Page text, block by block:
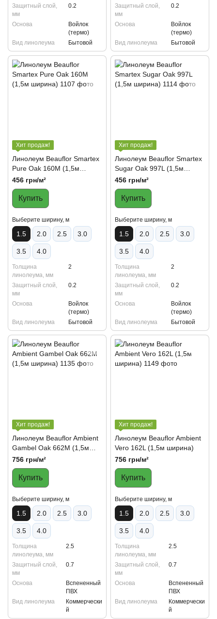
Защитный слой,
мм
0.2
Основа
Войлок
(термо)
Вид линолеума
Бытовой
Защитный слой,
мм
0.2
Основа
Войлок
(термо)
Вид линолеума
Бытовой
Хит продаж!
Линолеум Beauflor Smartex
Pure Oak 160M (1,5м
ширина)
456 грн/м²
Купить
Выберите ширину, м
1.5 2.0 2.5 3.0
3.5 4.0
Толщина
линолеума, мм
2
Защитный слой,
мм
0.2
Основа
Войлок
(термо)
Вид линолеума
Бытовой
Хит продаж!
Линолеум Beauflor Smartex
Sugar Oak 997L (1,5м
ширина)
456 грн/м²
Купить
Выберите ширину, м
1.5 2.0 2.5 3.0
3.5 4.0
Толщина
линолеума, мм
2
Защитный слой,
мм
0.2
Основа
Войлок
(термо)
Вид линолеума
Бытовой
Хит продаж!
Линолеум Beauflor Ambient
Gambel Oak 662M (1,5м
ширина)
756 грн/м²
Купить
Выберите ширину, м
1.5 2.0 2.5 3.0
3.5 4.0
Толщина
линолеума, мм
2.5
Защитный слой,
мм
0.7
Основа
Вспененный
ПВХ
Вид линолеума
Коммерчески
й
Хит продаж!
Линолеум Beauflor Ambient
Vero 162L (1,5м ширина)
756 грн/м²
Купить
Выберите ширину, м
1.5 2.0 2.5 3.0
3.5 4.0
Толщина
линолеума, мм
2.5
Защитный слой,
мм
0.7
Основа
Вспененный
ПВХ
Вид линолеума
Коммерчески
й